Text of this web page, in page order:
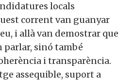
locals
corrent van guanyar
i allà van demostrar que
parlar, sinó també
i transparència.
assequible, suport a